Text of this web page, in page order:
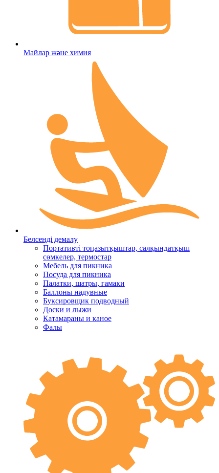
Майлар және химия
Белсенді демалу
Портативті тоңазытқыштар, салқындатқыш
сөмкелер, термостар
Мебель для пикника
Посуда для пикника
Палатки, шатры, гамаки
Баллоны надувные
Буксировщик подводный
Доски и лыжи
Катамараны и каное
Фалы